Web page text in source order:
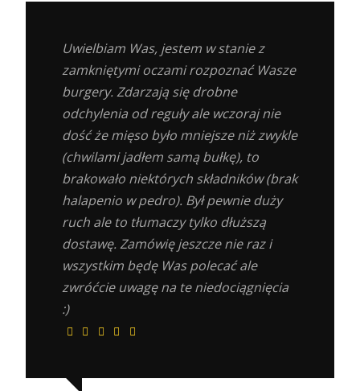
Uwielbiam Was, jestem w stanie z
zamkniętymi oczami rozpoznać Wasze
burgery. Zdarzają się drobne
odchylenia od reguły ale wczoraj nie
dość że mięso było mniejsze niż zwykle
(chwilami jadłem samą bułkę), to
brakowało niektórych składników (brak
halapenio w pedro). Był pewnie duży
ruch ale to tłumaczy tylko dłuższą
dostawę. Zamówię jeszcze nie raz i
wszystkim będę Was polecać ale
zwróćcie uwagę na te niedociągnięcia
:)